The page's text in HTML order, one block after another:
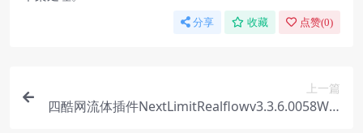
分享 收藏 点赞(0)
上一篇
四酷网流体插件NextLimitRealflowv3.3.6.0058Win